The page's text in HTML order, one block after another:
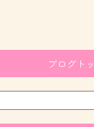
ブログト